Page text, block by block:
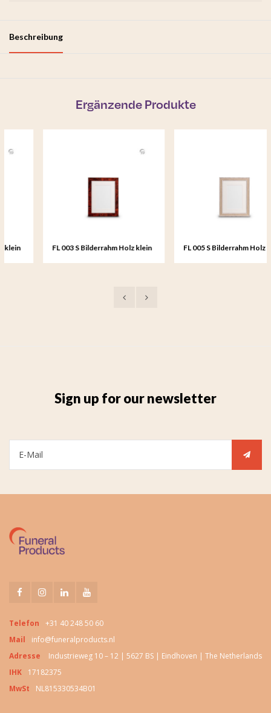
Beschreibung
Ergänzende Produkte
FL 003 S Bilderrahm Holz klein
FL 005 S Bilderrahm Holz klein
Sign up for our newsletter
Telefon
+31 40 248 50 60
Mail
info@funeralproducts.nl
Adresse
Industrieweg 10 – 12 | 5627 BS | Eindhoven | The Netherlands
IHK
17182375
MwSt
NL815330534B01